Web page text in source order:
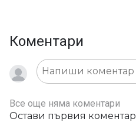
Коментари
Все още няма коментари
Остави първия коментар